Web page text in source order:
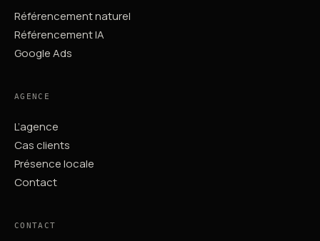
Référencement naturel
Référencement IA
Google Ads
AGENCE
L’agence
Cas clients
Présence locale
Contact
CONTACT